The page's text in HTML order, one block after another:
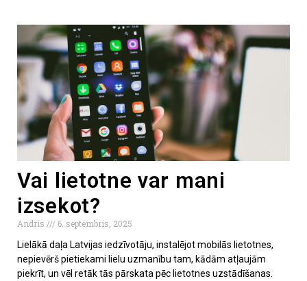
Vai lietotne var mani
izsekot?
Andris
6. septembris, 2025
Lielākā daļa Latvijas iedzīvotāju, instalējot mobilās lietotnes,
nepievērš pietiekami lielu uzmanību tam, kādām atļaujām
piekrīt, un vēl retāk tās pārskata pēc lietotnes uzstādīšanas.